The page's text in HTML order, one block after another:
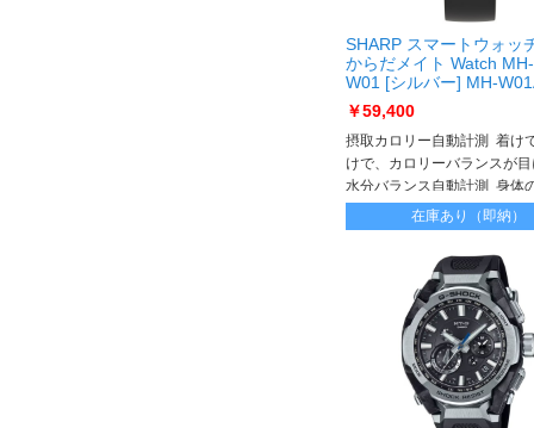
SHARP スマートウォッ
からだメイト Watch MH-
W01 [シルバー] MH-
￥59,400
摂取カロリー自動計測 着け
けで、カロリーバランスが
水分バランス自動計測 身体
分バランスをチェックして
知でお知らせ
在庫あり（即納）